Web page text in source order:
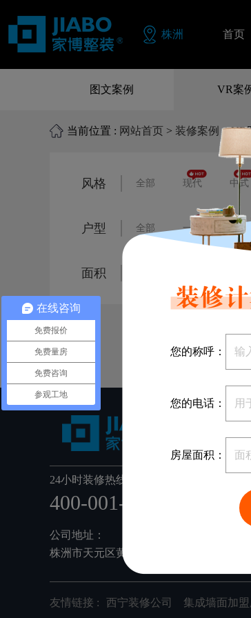
株洲 首页
图文案例 VR案
当前位置 : 网站首页 > 装修案例 > VR
风格 全部 现代 中式
户型 全部 一居室 二
面积
24小时装修热线：
400-001-6668
公司地址：
株洲市天元区黄河南路78号家博整装(利德
友情链接 : 西宁装修公司 集成墙面加
您的称呼：
您的电话：
房屋面积：
在线咨询
免费报价
免费量房
免费咨询
参观工地